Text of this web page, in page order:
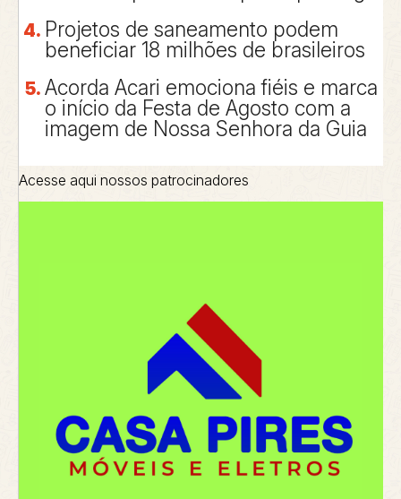
Projetos de saneamento podem
beneficiar 18 milhões de brasileiros
Acorda Acari emociona fiéis e marca
o início da Festa de Agosto com a
imagem de Nossa Senhora da Guia
Acesse aqui nossos patrocinadores